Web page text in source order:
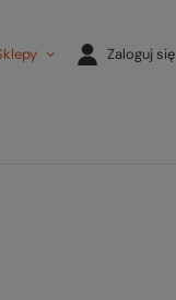
Zaloguj się